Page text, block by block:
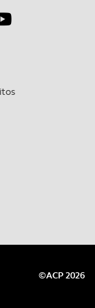
terceiros.
o seu
Cookies e
serviços
©ACP 2026